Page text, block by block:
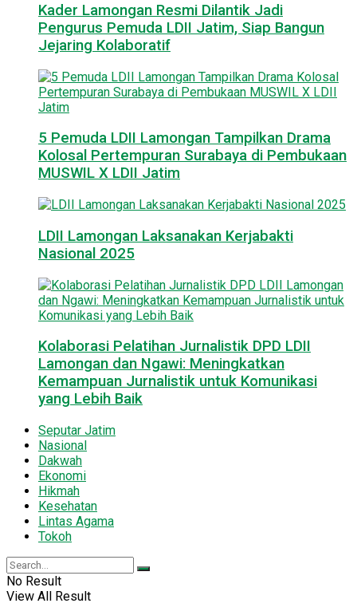
Kader Lamongan Resmi Dilantik Jadi
Pengurus Pemuda LDII Jatim, Siap Bangun
Jejaring Kolaboratif
5 Pemuda LDII Lamongan Tampilkan Drama
Kolosal Pertempuran Surabaya di Pembukaan
MUSWIL X LDII Jatim
LDII Lamongan Laksanakan Kerjabakti
Nasional 2025
Kolaborasi Pelatihan Jurnalistik DPD LDII
Lamongan dan Ngawi: Meningkatkan
Kemampuan Jurnalistik untuk Komunikasi
yang Lebih Baik
Seputar Jatim
Nasional
Dakwah
Ekonomi
Hikmah
Kesehatan
Lintas Agama
Tokoh
No Result
View All Result